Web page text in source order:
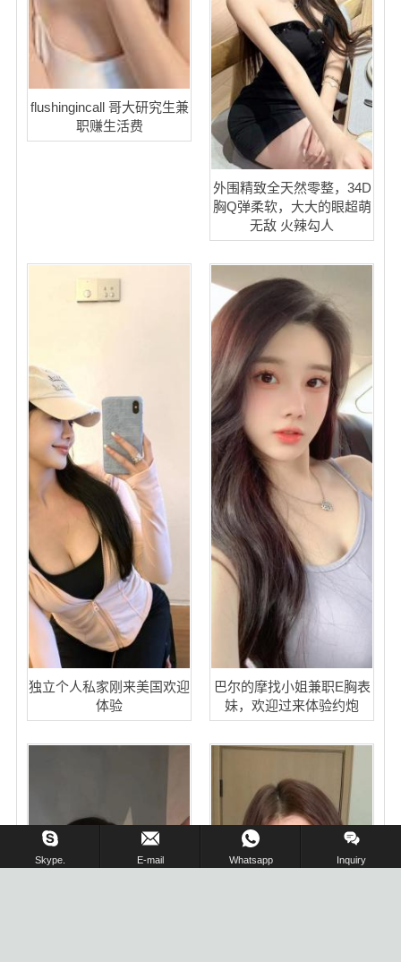
flushingincall 哥大研究生兼
职赚生活费
外围精致全天然零整，34D
胸Q弹柔软，大大的眼超萌
无敌 火辣勾人
独立个人私家刚来美国欢迎
体验
巴尔的摩找小姐兼职E胸表
妹，欢迎过来体验约炮
Skype. E-mail Whatsapp Inquiry
在线留言 !